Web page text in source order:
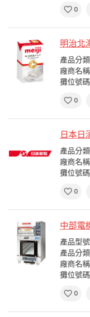
0
明治北
產品分類
廠商名稱
攤位號
0
日本日
產品分類
廠商名稱
攤位號
0
中部電
產品型
產品分類
廠商名稱
攤位號
0